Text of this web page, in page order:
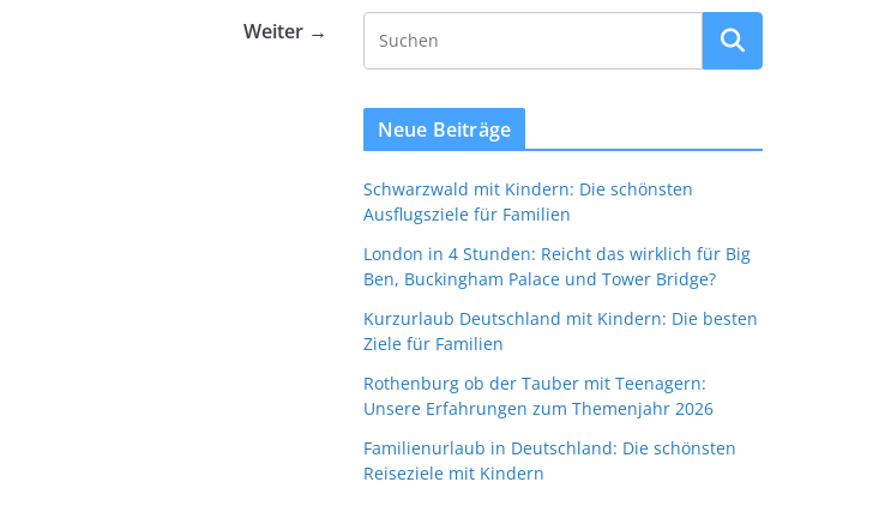
Weiter →
Neue Beiträge
Schwarzwald mit Kindern: Die schönsten
Ausflugsziele für Familien
London in 4 Stunden: Reicht das wirklich für Big
Ben, Buckingham Palace und Tower Bridge?
Kurzurlaub Deutschland mit Kindern: Die besten
Ziele für Familien
Rothenburg ob der Tauber mit Teenagern:
Unsere Erfahrungen zum Themenjahr 2026
Familienurlaub in Deutschland: Die schönsten
Reiseziele mit Kindern